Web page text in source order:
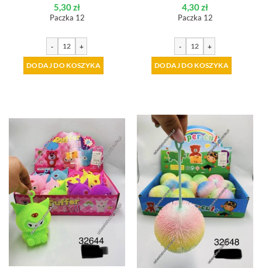
5,30zł
Paczka 12
- +
DODAJ DO KOSZYKA
4,30zł
Paczka 12
- +
DODAJ DO KOSZYKA